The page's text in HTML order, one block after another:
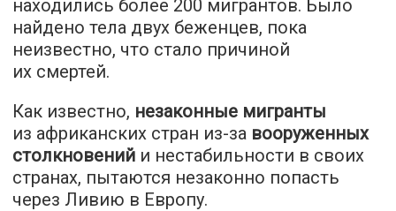
находились более 200 мигрантов. Было
найдено тела двух беженцев, пока
неизвестно, что стало причиной
их смертей.
Как известно, незаконные мигранты
из африканских стран из-за вооруженных
столкновений и нестабильности в своих
странах, пытаются незаконно попасть
через Ливию в Европу.